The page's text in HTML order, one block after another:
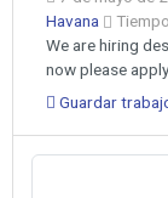
Havana
We are hiring
now please
Guardar